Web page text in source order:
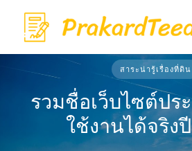
content
สาระน่ารู้เรื่องที่ดิน
รวมชื่อเว็บไซต์ป
ใช้งานได้จริง